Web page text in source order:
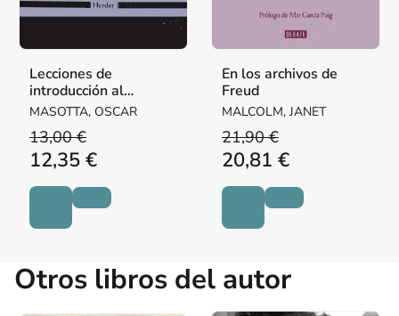
Lecciones de
introducción al
psicoanálisis
MASOTTA, OSCAR
13,00 €
12,35 €
En los archivos de
Freud
MALCOLM, JANET
21,90 €
20,81 €
Otros libros del autor